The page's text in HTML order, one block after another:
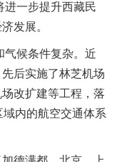
进一步提升西藏民
发展。
气候条件复杂。近
后实施了林芝机场
改扩建等工程，落
内的航空交通体系